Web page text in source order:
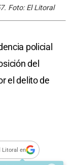
Foto: El Litoral
policial
del
el delito de
Litoral en